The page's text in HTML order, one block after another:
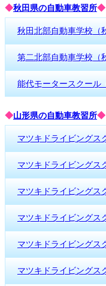
◆秋田県の自動車教習所◆
秋田北部自動車学校（
第二北部自動車学校（
能代モータースクール
◆山形県の自動車教習所◆
マツキドライビングス
マツキドライビングス
マツキドライビングス
マツキドライビングス
マツキドライビングス
マツキドライビングス